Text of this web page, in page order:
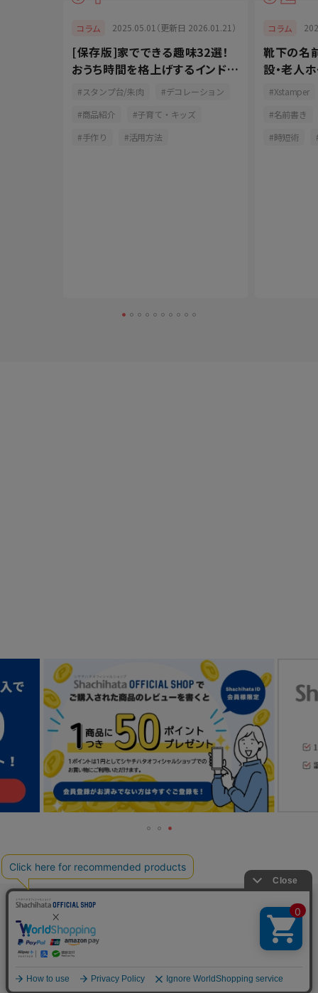
コラム 2025.05.01（更新日 2026.01.21）
[保存版]家でできる趣味32選！
おうち時間を格上げするインドア
派スタンプ台/朱肉
デコレーション
商品紹介
子育て・キッズ
手作り
活用方法
コラム
靴下の名
設・老人
ると便利
Xstamper
名前書き
時短術
TOP
人気の特集一覧